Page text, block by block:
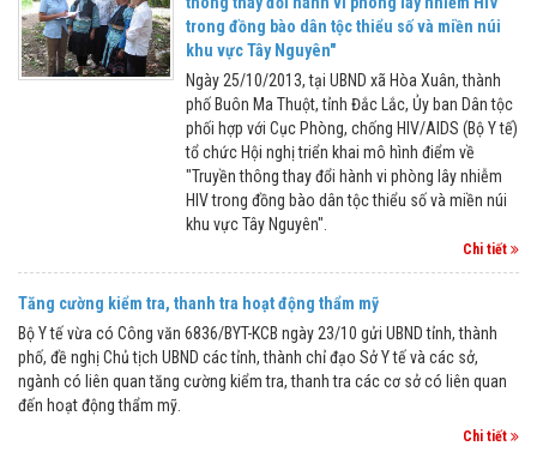
trong đồng bào dân tộc thiểu số và miền núi
khu vực Tây Nguyên"
Ngày 25/10/2013, tại UBND xã Hòa Xuân, thành
phố Buôn Ma Thuột, tỉnh Đắc Lắc, Ủy ban Dân tộc
phối hợp với Cục Phòng, chống HIV/AIDS (Bộ Y tế)
tổ chức Hội nghị triển khai mô hình điểm về
"Truyền thông thay đổi hành vi phòng lây nhiễm
HIV trong đồng bào dân tộc thiểu số và miền núi
khu vực Tây Nguyên".
Chi tiết
Tăng cường kiểm tra, thanh tra hoạt động thẩm mỹ
Bộ Y tế vừa có Công văn 6836/BYT-KCB ngày 23/10 gửi UBND tỉnh, thành
phố, đề nghị Chủ tịch UBND các tỉnh, thành chỉ đạo Sở Y tế và các sở,
ngành có liên quan tăng cường kiểm tra, thanh tra các cơ sở có liên quan
đến hoạt động thẩm mỹ.
Chi tiết